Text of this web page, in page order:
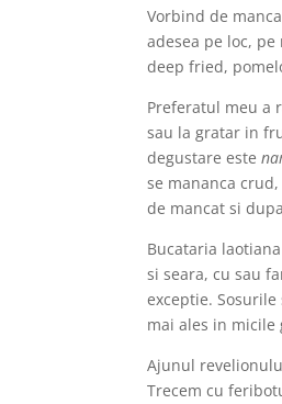
Vorbind de
adesea pe loc,
deep fried,
Preferatul meu a
sau la gratar in
degustare este
se mananca
de mancat si
Bucataria
si seara, cu sau
exceptie.
mai ales in
Ajunul
Trecem cu